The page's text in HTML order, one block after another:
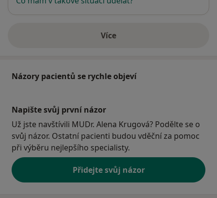
Víceo adrese
Názory pacientů se rychle objeví
Napište svůj první názor
Už jste navštívili MUDr. Alena Krugová? Podělte se o
svůj názor. Ostatní pacienti budou vděční za pomoc
při výběru nejlepšího specialisty.
Přidejte svůj názor